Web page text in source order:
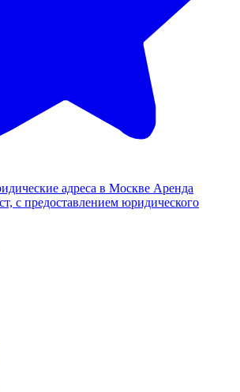
Аренда
с предоставлением юридического